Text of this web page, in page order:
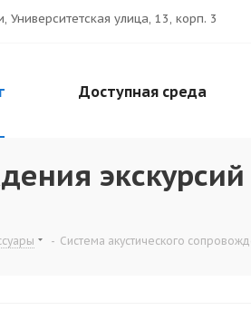
Университетская улица, 13, корп. 3
Доступная среда
экскурсий
- Система акустического